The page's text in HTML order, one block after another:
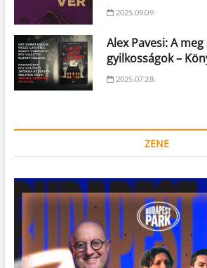
2025.09.09.
Alex Pavesi: A
gyilkosságok –
2025.07.28.
ZENE